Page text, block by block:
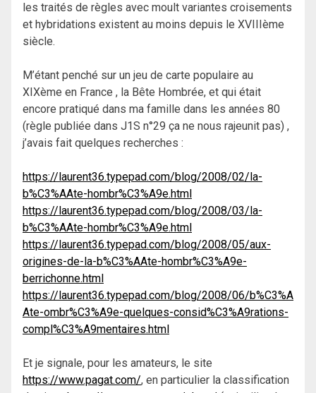
les traités de règles avec moult variantes croisements
et hybridations existent au moins depuis le XVIIIème
siècle.
M’étant penché sur un jeu de carte populaire au
XIXème en France , la Bête Hombrée, et qui était
encore pratiqué dans ma famille dans les années 80
(règle publiée dans J1S n°29 ça ne nous rajeunit pas) ,
j’avais fait quelques recherches :
https://laurent36.typepad.com/blog/2008/02/la-
b%C3%AAte-hombr%C3%A9e.html
https://laurent36.typepad.com/blog/2008/03/la-
b%C3%AAte-hombr%C3%A9e.html
https://laurent36.typepad.com/blog/2008/05/aux-
origines-de-la-b%C3%AAte-hombr%C3%A9e-
berrichonne.html
https://laurent36.typepad.com/blog/2008/06/b%C3%A
Ate-ombr%C3%A9e-quelques-consid%C3%A9rations-
compl%C3%A9mentaires.html
Et je signale, pour les amateurs, le site
https://www.pagat.com/, en particulier la classification